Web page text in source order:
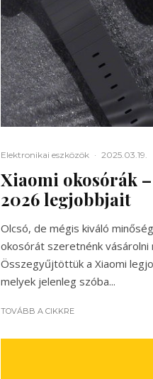
Elektronikai eszközök · 2025.03.19.
Xiaomi okosórák
2026 legjobbjait
Olcsó, de mégis kiváló
okosórát szeretnénk vásárolni
Összegyűjtöttük a Xiaomi
melyek jelenleg szóba...
TOVÁBB A CIKKRE